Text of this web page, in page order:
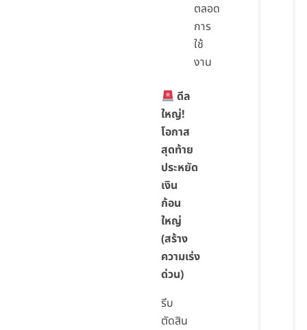
ตลอด
การ
ใช้
งาน
ดีล
ใหญ่!
โอกาส
สุดท้าย
ประหยัด
เงิน
ก้อน
ใหญ่
(สร้าง
ความเร่ง
ด่วน)
รีบ
ตัดสิน